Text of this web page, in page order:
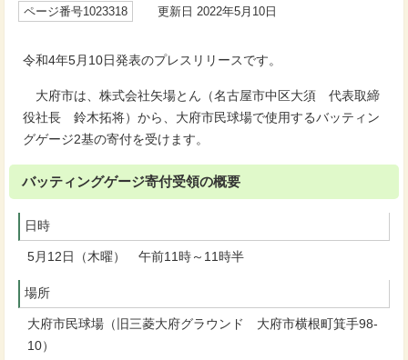
ページ番号1023318 更新日 2022年5月10日
令和4年5月10日発表のプレスリリースです。
大府市は、株式会社矢場とん（名古屋市中区大須 代表取締
役社長 鈴木拓将）から、大府市民球場で使用するバッティン
グゲージ2基の寄付を受けます。
バッティングゲージ寄付受領の概要
日時
5月12日（木曜） 午前11時～11時半
場所
大府市民球場（旧三菱大府グラウンド 大府市横根町箕手98-
10）